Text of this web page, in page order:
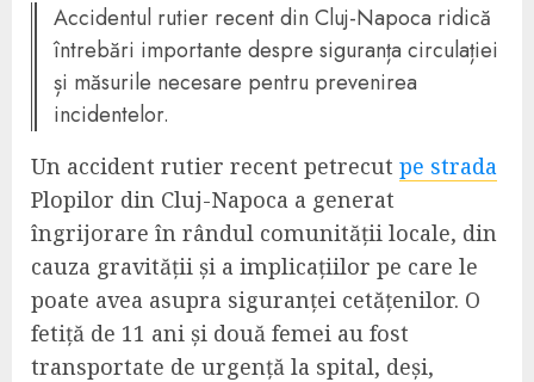
Accidentul rutier recent din Cluj-Napoca ridică
întrebări importante despre siguranța circulației
și măsurile necesare pentru prevenirea
incidentelor.
Un accident rutier recent petrecut pe strada
Plopilor din Cluj-Napoca a generat
îngrijorare în rândul comunității locale, din
cauza gravității și a implicațiilor pe care le
poate avea asupra siguranței cetățenilor. O
fetiță de 11 ani și două femei au fost
transportate de urgență la spital, deși,